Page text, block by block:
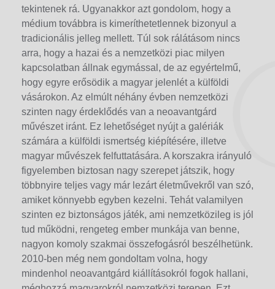
tekintenek rá. Ugyanakkor azt gondolom, hogy a
médium továbbra is kimeríthetetlennek bizonyul a
tradicionális jelleg mellett. Túl sok rálátásom nincs
arra, hogy a hazai és a nemzetközi piac milyen
kapcsolatban állnak egymással, de az egyértelmű,
hogy egyre erősödik a magyar jelenlét a külföldi
vásárokon. Az elmúlt néhány évben nemzetközi
szinten nagy érdeklődés van a neoavantgárd
művészet iránt. Ez lehetőséget nyújt a galériák
számára a külföldi ismertség kiépítésére, illetve
magyar művészek felfuttatására. A korszakra irányuló
figyelemben biztosan nagy szerepet játszik, hogy
többnyire teljes vagy már lezárt életművekről van szó,
amiket könnyebb egyben kezelni. Tehát valamilyen
szinten ez biztonságos játék, ami nemzetközileg is jól
tud működni, rengeteg ember munkája van benne,
nagyon komoly szakmai összefogásról beszélhetünk.
2010-ben még nem gondoltam volna, hogy
mindenhol neoavantgárd kiállításokról fogok hallani,